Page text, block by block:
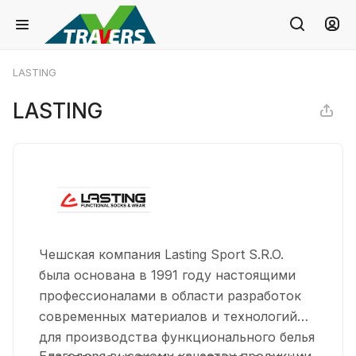
LASTING
LASTING
Чешская компания Lasting Sport S.R.O.
была основана в 1991 году настоящими
профессионалами в области разработок
современных материалов и технологий
для производства функционального белья